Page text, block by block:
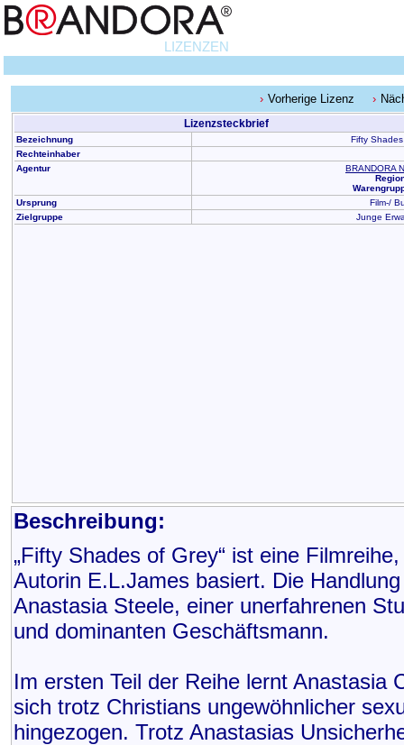
LIZENZEN
Vorherige Lizenz
Lizenzsteckbrief
Bezeichnung
Fifty
Rechteinhaber
Agentur
BRANDORA
Ursprung
Film-/
Zielgruppe
Junge
Beschreibung:
„Fifty Shades of Grey“ ist eine
Autorin E.L.James basiert. Die
Anastasia Steele, einer unerfahrenen
und dominanten Geschäftsmann.
Im ersten Teil der Reihe lernt Anastasia
sich trotz Christians ungewöhnlicher
hingezogen. Trotz Anastasias